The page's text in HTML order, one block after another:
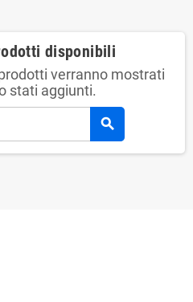
disponibili
verranno mostrati
stati aggiunti.
search